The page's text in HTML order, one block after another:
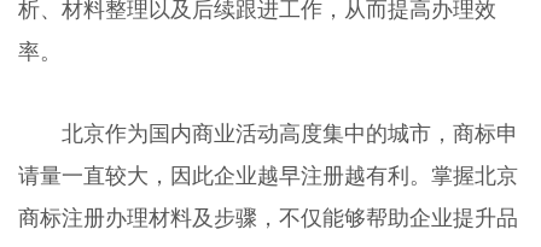
析、材料整理以及后续跟进工作，从而提高办理效
率。
北京作为国内商业活动高度集中的城市，商标申
请量一直较大，因此企业越早注册越有利。掌握北京
商标注册办理材料及步骤，不仅能够帮助企业提升品